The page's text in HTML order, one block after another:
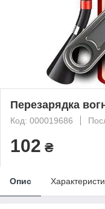
Перезарядка
Код: 000019686
102 ₴
Опис